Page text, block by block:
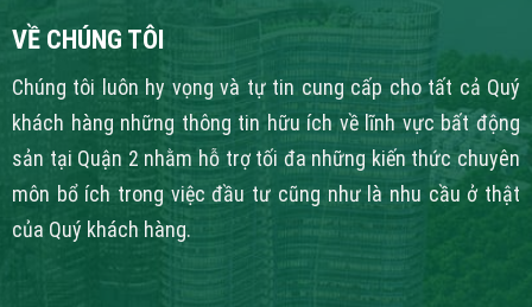
VỀ CHÚNG TÔI
Chúng tôi luôn hy vọng và tự tin cung cấp cho tất cả Quý
khách hàng những thông tin hữu ích về lĩnh vực bất động
sản tại Quận 2 nhằm hỗ trợ tối đa những kiến thức chuyên
môn bổ ích trong việc đầu tư cũng như là nhu cầu ở thật
của Quý khách hàng.